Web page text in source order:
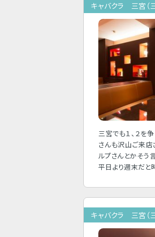
キャバクラ 三宮（三
三宮でも１、２を
さんも沢山ご来店
ルプさんとかそう
平日より週末だと
キャバクラ 三宮（三